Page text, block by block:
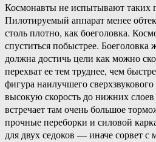
Космонавты не испытывают таких
Пилотируемый аппарат менее
столь плотно, как боеголовка.
спуститься побыстрее.
должна достичь цели как можно
перехват ее тем труднее, чем
фигура наилучшего
высокую скорость до нижних
встречает там очень большое
прочные переборки и силовой
для двух седоков — иначе сорвет с